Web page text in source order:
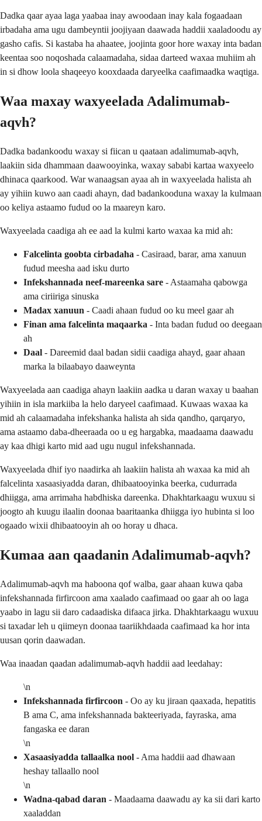
Dadka qaar ayaa laga yaabaa inay awoodaan inay kala fogaadaan
irbadaha ama ugu dambeyntii joojiyaan daawada haddii xaaladoodu ay
gasho cafis. Si kastaba ha ahaatee, joojinta goor hore waxay inta badan
keentaa soo noqoshada calaamadaha, sidaa darteed waxaa muhiim ah
in si dhow loola shaqeeyo kooxdaada daryeelka caafimaadka waqtiga.
Waa maxay waxyeelada Adalimumab-
aqvh?
Dadka badankoodu waxay si fiican u qaataan adalimumab-aqvh,
laakiin sida dhammaan daawooyinka, waxay sababi kartaa waxyeelo
dhinaca qaarkood. War wanaagsan ayaa ah in waxyeelada halista ah
ay yihiin kuwo aan caadi ahayn, dad badankooduna waxay la kulmaan
oo keliya astaamo fudud oo la maareyn karo.
Waxyeelada caadiga ah ee aad la kulmi karto waxaa ka mid ah:
Falcelinta goobta cirbadaha - Casiraad, barar, ama xanuun
fudud meesha aad isku durto
Infekshannada neef-mareenka sare - Astaamaha qabowga
ama ciriiriga sinuska
Madax xanuun - Caadi ahaan fudud oo ku meel gaar ah
Finan ama falcelinta maqaarka - Inta badan fudud oo deegaan
ah
Daal - Dareemid daal badan sidii caadiga ahayd, gaar ahaan
marka la bilaabayo daaweynta
Waxyeelada aan caadiga ahayn laakiin aadka u daran waxay u baahan
yihiin in isla markiiba la helo daryeel caafimaad. Kuwaas waxaa ka
mid ah calaamadaha infekshanka halista ah sida qandho, qarqaryo,
ama astaamo daba-dheeraada oo u eg hargabka, maadaama daawadu
ay kaa dhigi karto mid aad ugu nugul infekshannada.
Waxyeelada dhif iyo naadirka ah laakiin halista ah waxaa ka mid ah
falcelinta xasaasiyadda daran, dhibaatooyinka beerka, cudurrada
dhiigga, ama arrimaha habdhiska dareenka. Dhakhtarkaagu wuxuu si
joogto ah kuugu ilaalin doonaa baaritaanka dhiigga iyo hubinta si loo
ogaado wixii dhibaatooyin ah oo horay u dhaca.
Kumaa aan qaadanin Adalimumab-aqvh?
Adalimumab-aqvh ma haboona qof walba, gaar ahaan kuwa qaba
infekshannada firfircoon ama xaalado caafimaad oo gaar ah oo laga
yaabo in lagu sii daro cadaadiska difaaca jirka. Dhakhtarkaagu wuxuu
si taxadar leh u qiimeyn doonaa taariikhdaada caafimaad ka hor inta
uusan qorin daawadan.
Waa inaadan qaadan adalimumab-aqvh haddii aad leedahay:
\n
Infekshannada firfircoon - Oo ay ku jiraan qaaxada, hepatitis
B ama C, ama infekshannada bakteeriyada, fayraska, ama
fangaska ee daran
\n
Xasaasiyadda tallaalka nool - Ama haddii aad dhawaan
heshay tallaallo nool
\n
Wadna-qabad daran - Maadaama daawadu ay ka sii dari karto
xaaladdan